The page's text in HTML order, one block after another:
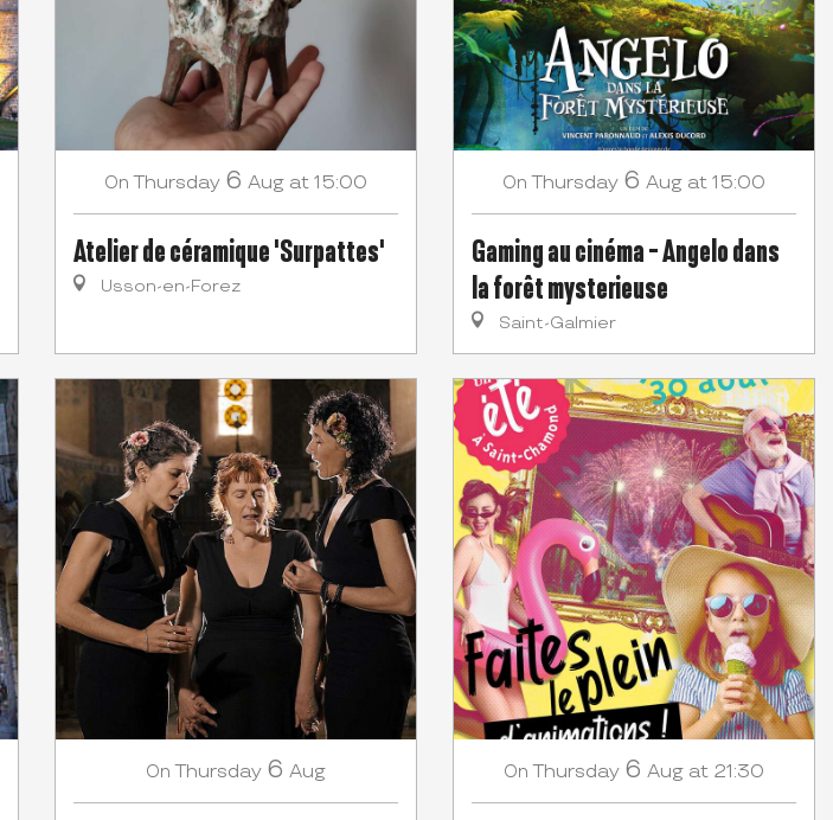
On Thursday 6 Aug at 15:00
Atelier de céramique 'Surpattes'
Usson-en-Forez
On Thursday 6 Aug at 15:00
Gaming au cinéma - Angelo dans
la forêt mysterieuse
Saint-Galmier
On Thursday 6 Aug On Thursday 6 Aug at 21:30